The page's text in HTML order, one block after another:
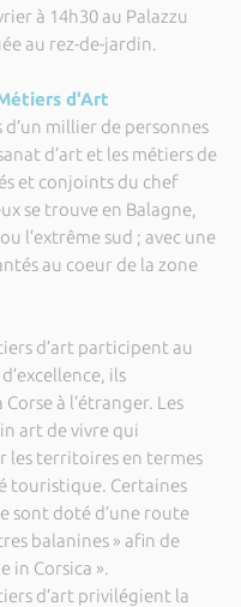
à 14h30 au Palazzu
au rez-de-jardin.
d'Art
millier de personnes
d’art et les métiers de
et conjoints du chef
se trouve en Balagne,
l’extrême sud ; avec une
au coeur de la zone
d’art participent au
ils
à l’étranger. Les
art de vivre qui
les territoires en termes
touristique. Certaines
sont doté d’une route
balanines » afin de
in Corsica ».
d’art privilégient la